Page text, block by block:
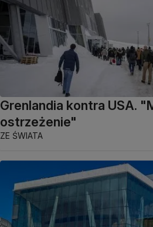
Grenlandia kontra USA.
ostrzeżenie"
ZE ŚWIATA